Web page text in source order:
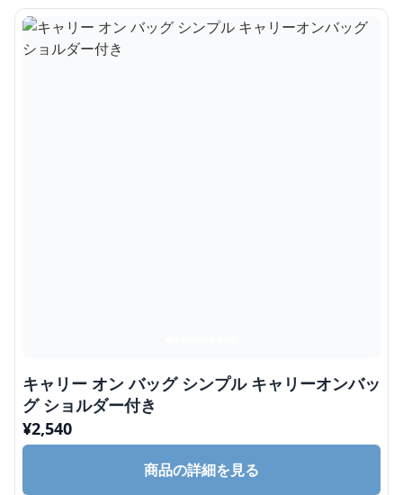
キャリー オン バッグ シンプル キャリーオンバッ
グ ショルダー付き
¥2,540
商品の詳細を見る